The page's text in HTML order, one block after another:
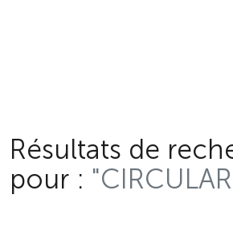
Résultats de
pour :